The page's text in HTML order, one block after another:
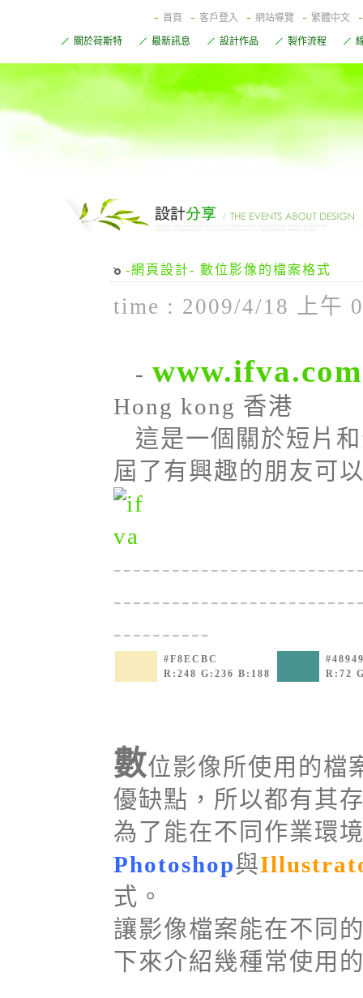
繁體中文
網站導覽
客戶登入
首頁
關於荷斯特 最新訊息 設計作品 製作流程
-網頁設計- 數位影像的檔案格式
time : 2009/4/18 上午
- www.ifva.com
Hong kong 香港
這是一個關於短片
屆了有興趣的朋友可
----------
#F8ECBC
R:248 G:236 B:188
R:72
數位影像所使用的檔
優缺點，所以都有其
為了能在不同作業環
Photoshop與
式。
讓影像檔案能在不同
下來介紹幾種常使用